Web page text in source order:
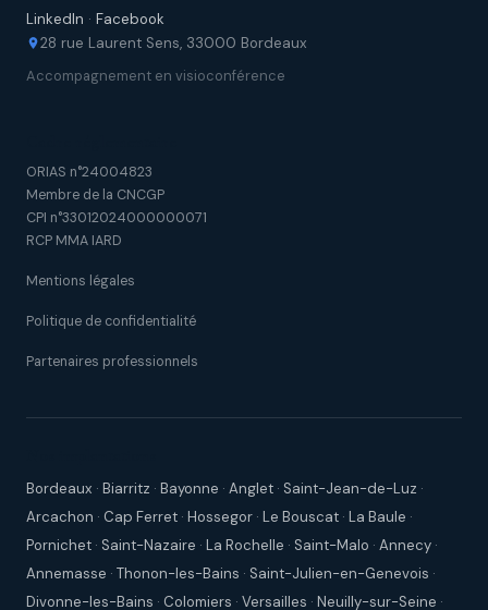
LinkedIn · Facebook
28 rue Laurent Sens, 33000 Bordeaux
Accompagnement en visioconférence
ORIAS n°24004823
Membre de la CNCGP
CPI n°33012024000000071
RCP MMA IARD
Mentions légales
Politique de confidentialité
Partenaires professionnels
Bordeaux · Biarritz · Bayonne · Anglet · Saint-Jean-de-Luz ·
Arcachon · Cap Ferret · Hossegor · Le Bouscat · La Baule ·
Pornichet · Saint-Nazaire · La Rochelle · Saint-Malo · Annecy ·
Annemasse · Thonon-les-Bains · Saint-Julien-en-Genevois ·
Divonne-les-Bains · Colomiers · Versailles · Neuilly-sur-Seine ·